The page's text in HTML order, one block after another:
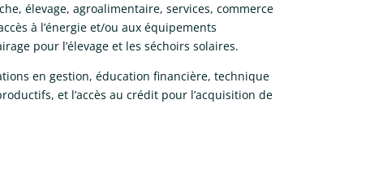
élevage, agroalimentaire, services, commerce
à l’énergie et/ou aux équipements
pour l’élevage et les séchoirs solaires.
en gestion, éducation financière, technique
et l’accès au crédit pour l’acquisition de